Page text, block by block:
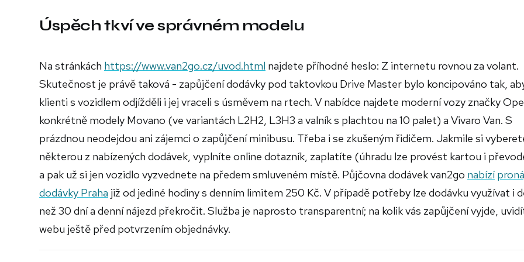
Úspěch tkví ve správném modelu
Na stránkách https://www.van2go.cz/uvod.html najdete příhodné heslo: Z internetu rovnou za volant.
Skutečnost je právě taková - zapůjčení dodávky pod taktovkou Drive Master bylo koncipováno tak,
klienti s vozidlem odjížděli i jej vraceli s úsměvem na rtech. V nabídce najdete moderní vozy značky
konkrétně modely Movano (ve variantách L2H2, L3H3 a valník s plachtou na 10 palet) a Vivaro Van. S
prázdnou neodejdou ani zájemci o zapůjčení minibusu. Třeba i se zkušeným řidičem. Jakmile si
některou z nabízených dodávek, vyplníte online dotazník, zaplatíte (úhradu lze provést kartou i
a pak už si jen vozidlo vyzvednete na předem smluveném místě. Půjčovna dodávek van2go nabízí
dodávky Praha již od jediné hodiny s denním limitem 250 Kč. V případě potřeby lze dodávku využívat i
než 30 dní a denní nájezd překročit. Služba je naprosto transparentní; na kolik vás zapůjčení vyjde,
webu ještě před potvrzením objednávky.